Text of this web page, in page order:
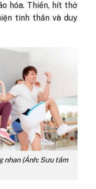
hóa. Thiền, hít thở
tinh thần và duy
nhan (Ảnh: Sưu tầm